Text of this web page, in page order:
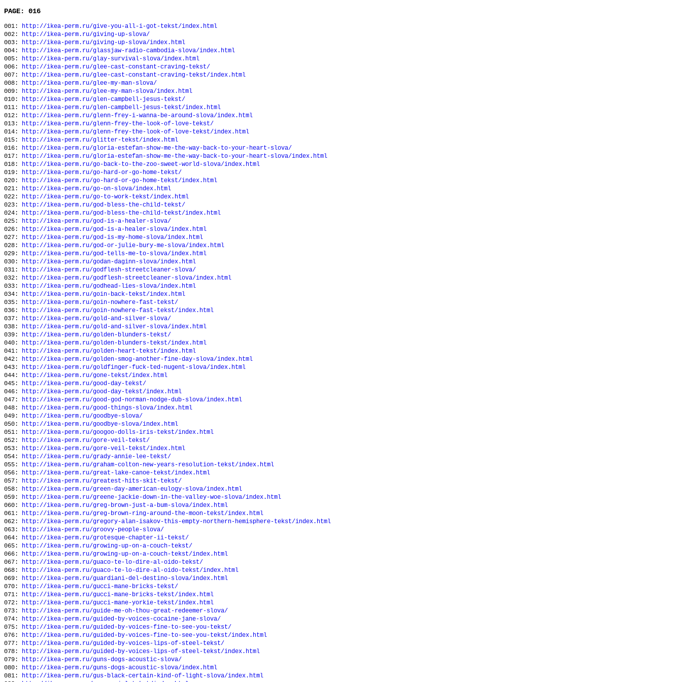
PAGE: 016
001: http://ikea-perm.ru/give-you-all-i-got-tekst/index.html
002: http://ikea-perm.ru/giving-up-slova/
003: http://ikea-perm.ru/giving-up-slova/index.html
004: http://ikea-perm.ru/glassjaw-radio-cambodia-slova/index.html
005: http://ikea-perm.ru/glay-survival-slova/index.html
006: http://ikea-perm.ru/glee-cast-constant-craving-tekst/
007: http://ikea-perm.ru/glee-cast-constant-craving-tekst/index.html
008: http://ikea-perm.ru/glee-my-man-slova/
009: http://ikea-perm.ru/glee-my-man-slova/index.html
010: http://ikea-perm.ru/glen-campbell-jesus-tekst/
011: http://ikea-perm.ru/glen-campbell-jesus-tekst/index.html
012: http://ikea-perm.ru/glenn-frey-i-wanna-be-around-slova/index.html
013: http://ikea-perm.ru/glenn-frey-the-look-of-love-tekst/
014: http://ikea-perm.ru/glenn-frey-the-look-of-love-tekst/index.html
015: http://ikea-perm.ru/glitter-tekst/index.html
016: http://ikea-perm.ru/gloria-estefan-show-me-the-way-back-to-your-heart-slova/
017: http://ikea-perm.ru/gloria-estefan-show-me-the-way-back-to-your-heart-slova/index.html
018: http://ikea-perm.ru/go-back-to-the-zoo-sweet-world-slova/index.html
019: http://ikea-perm.ru/go-hard-or-go-home-tekst/
020: http://ikea-perm.ru/go-hard-or-go-home-tekst/index.html
021: http://ikea-perm.ru/go-on-slova/index.html
022: http://ikea-perm.ru/go-to-work-tekst/index.html
023: http://ikea-perm.ru/god-bless-the-child-tekst/
024: http://ikea-perm.ru/god-bless-the-child-tekst/index.html
025: http://ikea-perm.ru/god-is-a-healer-slova/
026: http://ikea-perm.ru/god-is-a-healer-slova/index.html
027: http://ikea-perm.ru/god-is-my-home-slova/index.html
028: http://ikea-perm.ru/god-or-julie-bury-me-slova/index.html
029: http://ikea-perm.ru/god-tells-me-to-slova/index.html
030: http://ikea-perm.ru/godan-daginn-slova/index.html
031: http://ikea-perm.ru/godflesh-streetcleaner-slova/
032: http://ikea-perm.ru/godflesh-streetcleaner-slova/index.html
033: http://ikea-perm.ru/godhead-lies-slova/index.html
034: http://ikea-perm.ru/goin-back-tekst/index.html
035: http://ikea-perm.ru/goin-nowhere-fast-tekst/
036: http://ikea-perm.ru/goin-nowhere-fast-tekst/index.html
037: http://ikea-perm.ru/gold-and-silver-slova/
038: http://ikea-perm.ru/gold-and-silver-slova/index.html
039: http://ikea-perm.ru/golden-blunders-tekst/
040: http://ikea-perm.ru/golden-blunders-tekst/index.html
041: http://ikea-perm.ru/golden-heart-tekst/index.html
042: http://ikea-perm.ru/golden-smog-another-fine-day-slova/index.html
043: http://ikea-perm.ru/goldfinger-fuck-ted-nugent-slova/index.html
044: http://ikea-perm.ru/gone-tekst/index.html
045: http://ikea-perm.ru/good-day-tekst/
046: http://ikea-perm.ru/good-day-tekst/index.html
047: http://ikea-perm.ru/good-god-norman-nodge-dub-slova/index.html
048: http://ikea-perm.ru/good-things-slova/index.html
049: http://ikea-perm.ru/goodbye-slova/
050: http://ikea-perm.ru/goodbye-slova/index.html
051: http://ikea-perm.ru/googoo-dolls-iris-tekst/index.html
052: http://ikea-perm.ru/gore-veil-tekst/
053: http://ikea-perm.ru/gore-veil-tekst/index.html
054: http://ikea-perm.ru/grady-annie-lee-tekst/
055: http://ikea-perm.ru/graham-colton-new-years-resolution-tekst/index.html
056: http://ikea-perm.ru/great-lake-canoe-tekst/index.html
057: http://ikea-perm.ru/greatest-hits-skit-tekst/
058: http://ikea-perm.ru/green-day-american-eulogy-slova/index.html
059: http://ikea-perm.ru/greene-jackie-down-in-the-valley-woe-slova/index.html
060: http://ikea-perm.ru/greg-brown-just-a-bum-slova/index.html
061: http://ikea-perm.ru/greg-brown-ring-around-the-moon-tekst/index.html
062: http://ikea-perm.ru/gregory-alan-isakov-this-empty-northern-hemisphere-tekst/index.html
063: http://ikea-perm.ru/groovy-people-slova/
064: http://ikea-perm.ru/grotesque-chapter-ii-tekst/
065: http://ikea-perm.ru/growing-up-on-a-couch-tekst/
066: http://ikea-perm.ru/growing-up-on-a-couch-tekst/index.html
067: http://ikea-perm.ru/guaco-te-lo-dire-al-oido-tekst/
068: http://ikea-perm.ru/guaco-te-lo-dire-al-oido-tekst/index.html
069: http://ikea-perm.ru/guardiani-del-destino-slova/index.html
070: http://ikea-perm.ru/gucci-mane-bricks-tekst/
071: http://ikea-perm.ru/gucci-mane-bricks-tekst/index.html
072: http://ikea-perm.ru/gucci-mane-yorkie-tekst/index.html
073: http://ikea-perm.ru/guide-me-oh-thou-great-redeemer-slova/
074: http://ikea-perm.ru/guided-by-voices-cocaine-jane-slova/
075: http://ikea-perm.ru/guided-by-voices-fine-to-see-you-tekst/
076: http://ikea-perm.ru/guided-by-voices-fine-to-see-you-tekst/index.html
077: http://ikea-perm.ru/guided-by-voices-lips-of-steel-tekst/
078: http://ikea-perm.ru/guided-by-voices-lips-of-steel-tekst/index.html
079: http://ikea-perm.ru/guns-dogs-acoustic-slova/
080: http://ikea-perm.ru/guns-dogs-acoustic-slova/index.html
081: http://ikea-perm.ru/gus-black-certain-kind-of-light-slova/index.html